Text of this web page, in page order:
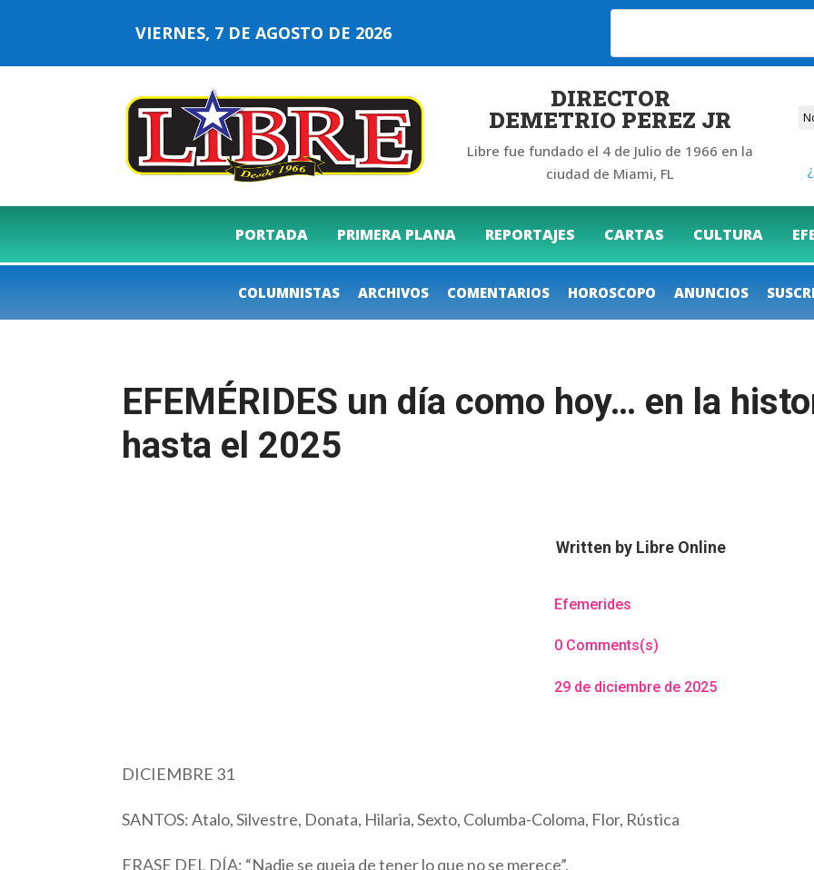
VIERNES, 7 DE AGOSTO DE 2026
DIRECTOR
DEMETRIO PEREZ JR
Libre fue fundado el 4 de Julio de 1966 en la
ciudad de Miami, FL
PORTADA PRIMERA PLANA REPORTAJES CARTAS CULTURA
COLUMNISTAS ARCHIVOS COMENTARIOS HOROSCOPO ANUNCIOS
EFEMÉRIDES un día como hoy… en la
hasta el 2025
Written by Libre Online
Efemerides
0 Comments(s)
29 de diciembre de 2025
DICIEMBRE 31
SANTOS: Atalo, Silvestre, Donata, Hilaria, Sexto, Columba-Coloma, Flor, Rústica
FRASE DEL DÍA: “Nadie se queja de tener lo que no se merece”.